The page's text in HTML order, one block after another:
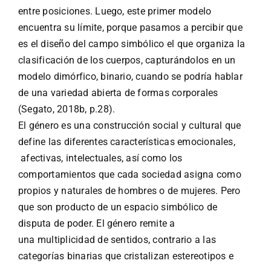
entre posiciones. Luego, este primer modelo
encuentra su límite, porque pasamos a percibir que
es el diseño del campo simbólico el que organiza la
clasificación de los cuerpos, capturándolos en un
modelo dimórfico, binario, cuando se podría hablar
de una variedad abierta de formas corporales
(Segato, 2018b, p.28).
El género es unaconstrucción social y cultural que
define las diferentes características emocionales,
afectivas, intelectuales, así como los
comportamientos que cada sociedad asigna como
propios y naturales de hombres o de mujeres. Pero
que son producto de un espacio simbólico de
disputa de poder. El género remite a
una multiplicidad de sentidos, contrario a las
categorías binarias que cristalizan estereotipos e